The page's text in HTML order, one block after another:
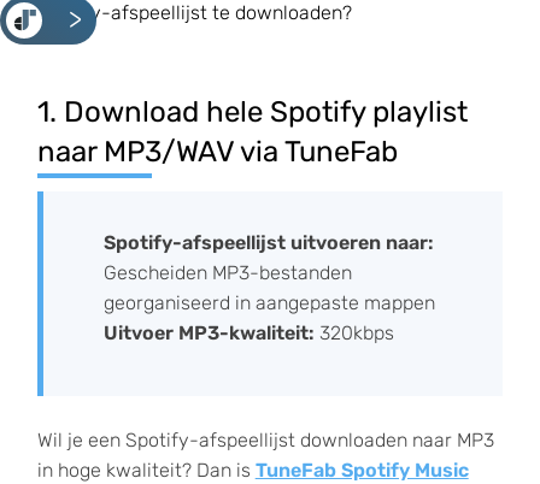
<
Spotify-afspeellijst te downloaden?
1. Download hele Spotify playlist
naar MP3/WAV via TuneFab
Spotify-afspeellijst uitvoeren naar:
Gescheiden MP3-bestanden
georganiseerd in aangepaste mappen
Uitvoer MP3-kwaliteit: 320kbps
Wil je een Spotify-afspeellijst downloaden naar MP3
in hoge kwaliteit? Dan is TuneFab Spotify Music